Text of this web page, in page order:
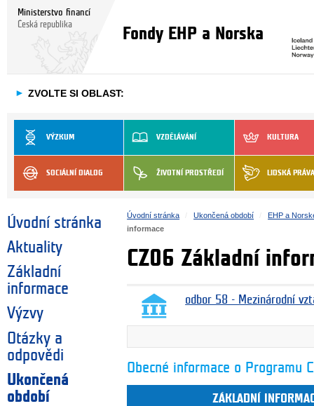
Ministerstvo financí
Česká republika
Fondy EHP a Norska
► ZVOLTE SI OBLAST:
VÝZKUM VZDĚLÁVÁNÍ KULTURA
SOCIÁLNÍ DIALOG ŽIVOTNÍ PROSTŘEDÍ LIDSKÁ PRÁVA
Úvodní stránka
Aktuality
Základní
informace
Výzvy
Otázky a
odpovědi
Ukončená
období
Úvodní stránka Ukončená období
EHP a
informace
CZ06 Základní
odbor 58 - Mezinárodní
Obecné informace o Programu
ZÁKLADNÍ